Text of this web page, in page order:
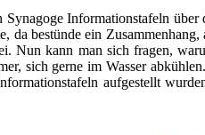
Informationstafeln
da bestünde ein
Nun kann man sich fra­gen,
sich gerne im Wasser
auf­ge­stellt